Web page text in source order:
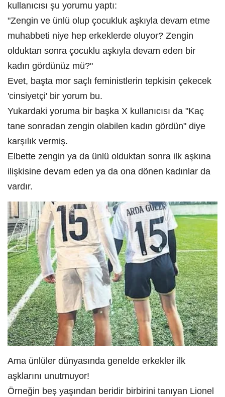
kullanıcısı şu yorumu yaptı:
"Zengin ve ünlü olup çocukluk aşkıyla devam etme
muhabbeti niye hep erkeklerde oluyor? Zengin
olduktan sonra çocuklu aşkıyla devam eden bir
kadın gördünüz mü?"
Evet, başta mor saçlı feministlerin tepkisin çekecek
'cinsiyetçi' bir yorum bu.
Yukardaki yoruma bir başka X kullanıcısı da "Kaç
tane sonradan zengin olabilen kadın gördün" diye
karşılık vermiş.
Elbette zengin ya da ünlü olduktan sonra ilk aşkına
ilişkisine devam eden ya da ona dönen kadınlar da
vardır.
Ama ünlüler dünyasında genelde erkekler ilk
aşklarını unutmuyor!
Örneğin beş yaşından beridir birbirini tanıyan Lionel